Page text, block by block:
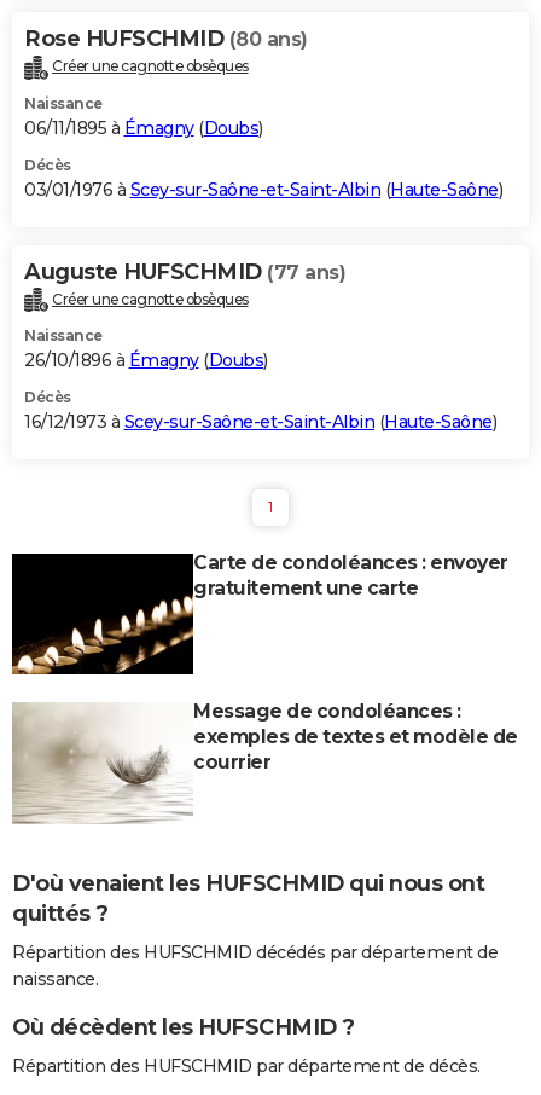
Rose HUFSCHMID (80 ans)
Créer une cagnotte obsèques
Naissance
06/11/1895 à Émagny(Doubs)
Décès
03/01/1976 à Scey-sur-Saône-et-Saint-Albin (Haute-Saône)
Auguste HUFSCHMID (77 ans)
Créer une cagnotte obsèques
Naissance
26/10/1896 à Émagny(Doubs)
Décès
16/12/1973 à Scey-sur-Saône-et-Saint-Albin (Haute-Saône)
1
Carte de condoléances : envoyer
gratuitement une carte
Message de condoléances :
exemples de textes et modèle de
courrier
D'où venaient les HUFSCHMID qui nous ont
quittés ?
Répartition des HUFSCHMID décédés par département de
naissance.
Où décèdent les HUFSCHMID ?
Répartition des HUFSCHMID par département de décès.